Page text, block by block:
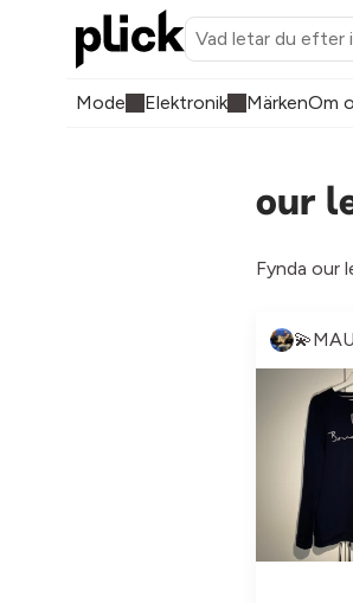
Mode Elektronik MärkenOm
our
Fynda our